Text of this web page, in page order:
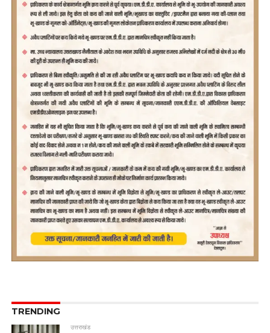
TRENDING
उत्तराखंड